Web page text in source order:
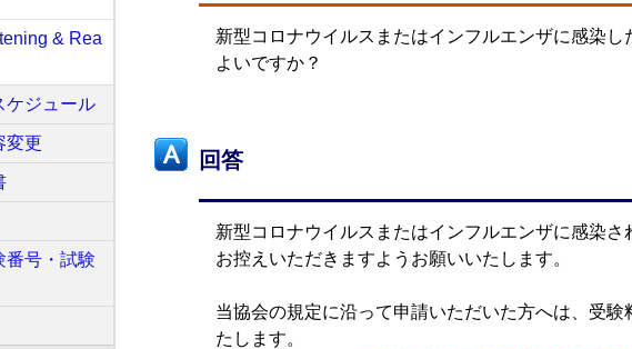
& Rea
ケジュール
変更
番号・試験
新型コロナウイルスまたはインフルエンザに感染し
よいですか？
回答
新型コロナウイルスまたはインフルエンザに感染さ
お控えいただきますようお願いいたします。
当協会の規定に沿って申請いただいた方へは、受験
たします。